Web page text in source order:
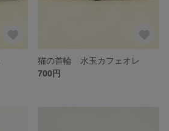
猫の首輪 水玉カフェオレ
700円